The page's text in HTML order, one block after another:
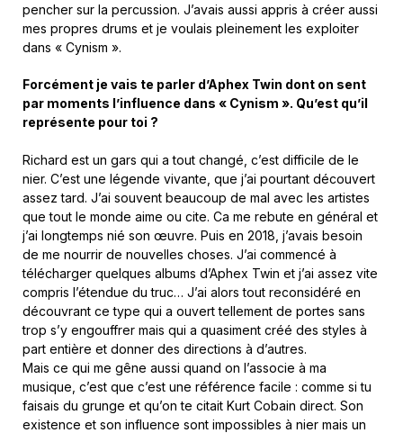
pencher sur la percussion. J’avais aussi appris à créer aussi
mes propres drums et je voulais pleinement les exploiter
dans « Cynism ».
Forcément je vais te parler d’Aphex Twin dont on sent
par moments l’influence dans « Cynism ». Qu’est qu’il
représente pour toi ?
Richard est un gars qui a tout changé, c’est difficile de le
nier. C’est une légende vivante, que j’ai pourtant découvert
assez tard. J’ai souvent beaucoup de mal avec les artistes
que tout le monde aime ou cite. Ca me rebute en général et
j’ai longtemps nié son œuvre. Puis en 2018, j’avais besoin
de me nourrir de nouvelles choses. J’ai commencé à
télécharger quelques albums d’Aphex Twin et j’ai assez vite
compris l’étendue du truc… J’ai alors tout reconsidéré en
découvrant ce type qui a ouvert tellement de portes sans
trop s’y engouffrer mais qui a quasiment créé des styles à
part entière et donner des directions à d’autres.
Mais ce qui me gêne aussi quand on l’associe à ma
musique, c’est que c’est une référence facile : comme si tu
faisais du grunge et qu’on te citait Kurt Cobain direct. Son
existence et son influence sont impossibles à nier mais un